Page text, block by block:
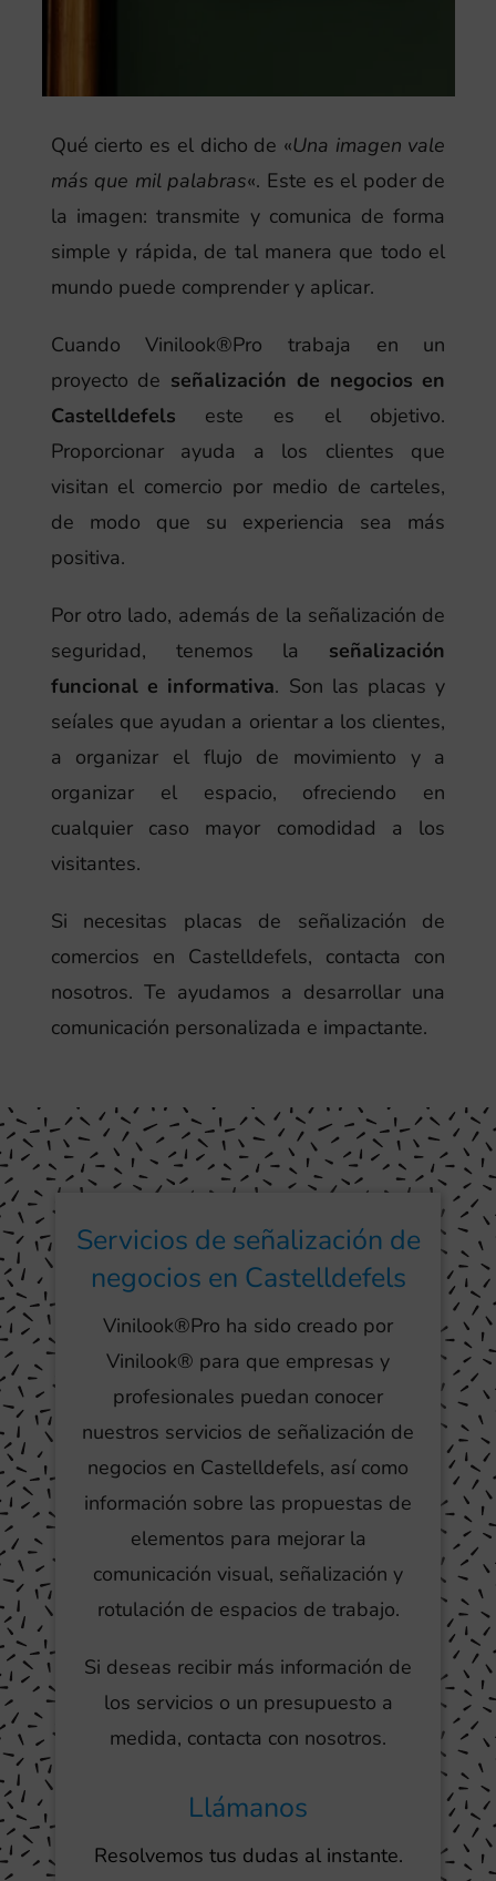
Qué cierto es el dicho de «Una imagen vale
más que mil palabras«. Este es el poder de
la imagen: transmite y comunica de forma
simple y rápida, de tal manera que todo el
mundo puede comprender y aplicar.
Cuando Vinilook®Pro trabaja en un
proyecto de señalización de negocios en
Castelldefels este es el objetivo.
Proporcionar ayuda a los clientes que
visitan el comercio por medio de carteles,
de modo que su experiencia sea más
positiva.
Por otro lado, además de la señalización de
seguridad, tenemos la señalización
funcional e informativa. Son las placas y
seíales que ayudan a orientar a los clientes,
a organizar el flujo de movimiento y a
organizar el espacio, ofreciendo en
cualquier caso mayor comodidad a los
visitantes.
Si necesitas placas de señalización de
comercios en Castelldefels, contacta con
nosotros. Te ayudamos a desarrollar una
comunicación personalizada e impactante.
Servicios de señalización de
negocios en Castelldefels
Vinilook®Pro ha sido creado por
Vinilook® para que empresas y
profesionales puedan conocer
nuestros servicios de señalización de
negocios en Castelldefels, así como
información sobre las propuestas de
elementos para mejorar la
comunicación visual, señalización y
rotulación de espacios de trabajo.
Si deseas recibir más información de
los servicios o un presupuesto a
medida, contacta con nosotros.
Llámanos
Resolvemos tus dudas al instante.